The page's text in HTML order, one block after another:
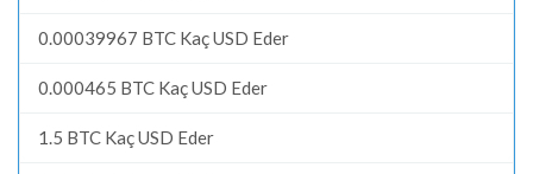
0.00039967 BTC Kaç USD Eder
0.000465 BTC Kaç USD Eder
1.5 BTC Kaç USD Eder